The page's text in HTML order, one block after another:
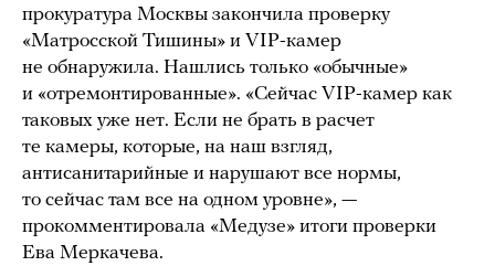
прокуратура Москвы закончила проверку
«Матросской Тишины» и VIP-камер
не обнаружила. Нашлись только «обычные»
и «отремонтированные». «Сейчас VIP-камер как
таковых уже нет. Если не брать в расчет
те камеры, которые, на наш взгляд,
антисанитарийные и нарушают все нормы,
то сейчас там все на одном уровне», —
прокомментировала «Медузе» итоги проверки
Ева Меркачева.